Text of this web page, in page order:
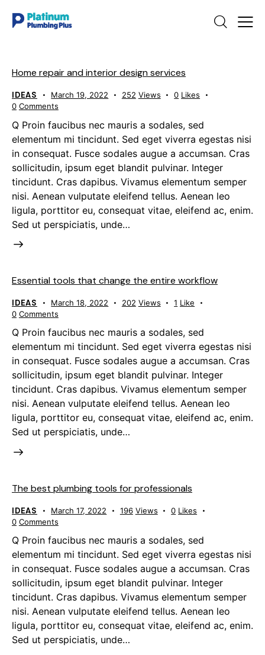
Home repair and interior design services
IDEAS March 19, 2022 252 Views 0 Likes
0 Comments
Q Proin faucibus nec mauris a sodales, sed
elementum mi tincidunt. Sed eget viverra egestas nisi
in consequat. Fusce sodales augue a accumsan. Cras
sollicitudin, ipsum eget blandit pulvinar. Integer
tincidunt. Cras dapibus. Vivamus elementum semper
nisi. Aenean vulputate eleifend tellus. Aenean leo
ligula, porttitor eu, consequat vitae, eleifend ac, enim.
Sed ut perspiciatis, unde…
Essential tools that change the entire workflow
IDEAS March 18, 2022 202 Views 1 Like
0 Comments
Q Proin faucibus nec mauris a sodales, sed
elementum mi tincidunt. Sed eget viverra egestas nisi
in consequat. Fusce sodales augue a accumsan. Cras
sollicitudin, ipsum eget blandit pulvinar. Integer
tincidunt. Cras dapibus. Vivamus elementum semper
nisi. Aenean vulputate eleifend tellus. Aenean leo
ligula, porttitor eu, consequat vitae, eleifend ac, enim.
Sed ut perspiciatis, unde…
The best plumbing tools for professionals
IDEAS March 17, 2022 196 Views 0 Likes
0 Comments
Q Proin faucibus nec mauris a sodales, sed
elementum mi tincidunt. Sed eget viverra egestas nisi
in consequat. Fusce sodales augue a accumsan. Cras
sollicitudin, ipsum eget blandit pulvinar. Integer
tincidunt. Cras dapibus. Vivamus elementum semper
nisi. Aenean vulputate eleifend tellus. Aenean leo
ligula, porttitor eu, consequat vitae, eleifend ac, enim.
Sed ut perspiciatis, unde…